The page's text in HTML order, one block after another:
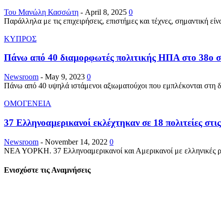
Του Μανώλη Κασσώτη - April 8, 2025 0
Παράλληλα με τις επιχειρήσεις, επιστήμες και τέχνες, σημαντική
ΚΥΠΡΟΣ
Πάνω από 40 διαμορφωτές πολιτικής ΗΠΑ στο 38ο
Newsroom - May 9, 2023 0
Πάνω από 40 υψηλά ιστάμενοι αξιωματούχοι που εμπλέκονται
ΟΜΟΓΕΝΕΙΑ
37 Ελληνοαμερικανοί εκλέχτηκαν σε 18 πολιτείες
Newsroom - November 14, 2022 0
ΝΕΑ ΥΟΡΚΗ. 37 Ελληνοαμερικανοί και Αμερικανοί με ελληνικές
Ενισχύστε τις Αναμνήσεις